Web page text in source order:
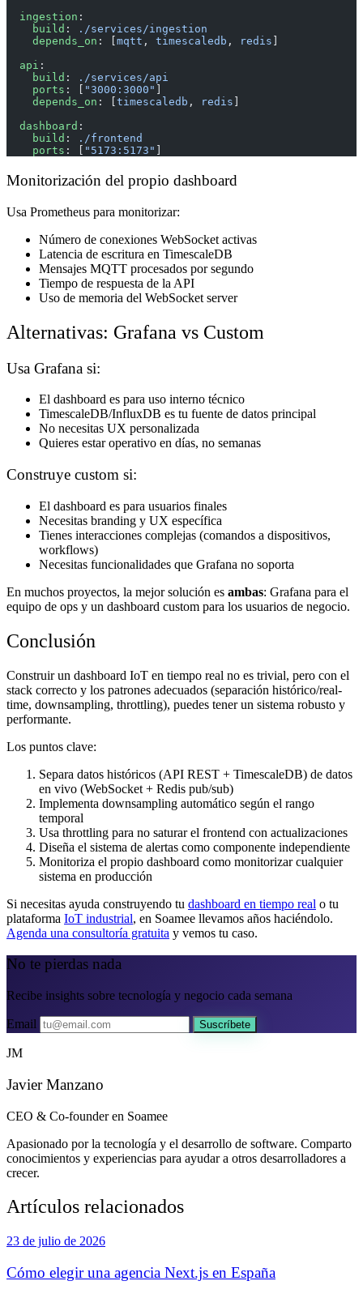
  ingestion
:
    build
:
./services/ingestion
    depends_on
: [ mqtt , timescaledb , redis
  api
:
    build
:
./services/api
    ports
: [ "3000:3000"
    depends_on
: [ timescaledb , redis
  dashboard
:
    build
:
./frontend
    ports
: [ "5173:5173"
Monitorización del propio dashboard
Usa Prometheus para monitorizar:
Número de conexiones WebSocket activas
Latencia de escritura en TimescaleDB
Mensajes MQTT procesados por segundo
Tiempo de respuesta de la API
Uso de memoria del WebSocket server
Alternativas: Grafana vs Custom
Usa Grafana si:
El dashboard es para uso interno técnico
TimescaleDB/InfluxDB es tu fuente de datos principal
No necesitas UX personalizada
Quieres estar operativo en días, no semanas
Construye custom si:
El dashboard es para usuarios finales
Necesitas branding y UX específica
Tienes interacciones complejas (comandos a dispositivos,
workflows)
Necesitas funcionalidades que Grafana no soporta
En muchos proyectos, la mejor solución es ambas: Grafana para el
equipo de ops y un dashboard custom para los usuarios de negocio.
Conclusión
Construir un dashboard IoT en tiempo real no es trivial, pero con el
stack correcto y los patrones adecuados (separación histórico/real-
time, downsampling, throttling), puedes tener un sistema robusto y
performante.
Los puntos clave:
Separa datos históricos (API REST + TimescaleDB) de datos
en vivo (WebSocket + Redis pub/sub)
Implementa downsampling automático según el rango
temporal
Usa throttling para no saturar el frontend con actualizaciones
Diseña el sistema de alertas como componente independiente
Monitoriza el propio dashboard como monitorizar cualquier
sistema en producción
Si necesitas ayuda construyendo tu dashboard en tiempo real o tu
plataforma IoT industrial, en Soamee llevamos años haciéndolo.
Agenda una consultoría gratuita y vemos tu caso.
No te pierdas nada
Recibe insights sobre tecnología y negocio cada semana
Email Suscríbete
JM
Javier Manzano
CEO & Co-founder en Soamee
Apasionado por la tecnología y el desarrollo de software. Comparto
conocimientos y experiencias para ayudar a otros desarrolladores a
crecer.
Artículos relacionados
23 de julio de 2026
Cómo elegir una agencia Next.js en España